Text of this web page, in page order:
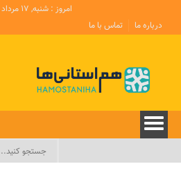
امروز : شنبه, ۱۷ مرداد , ۱۴۰۵
درباره ما
تماس با ما